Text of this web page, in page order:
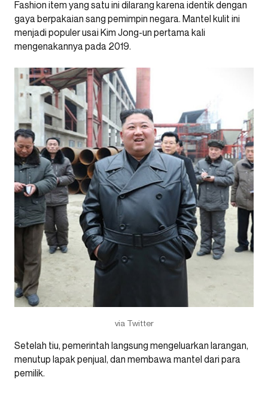
Fashion item yang satu ini dilarang karena identik dengan
gaya berpakaian sang pemimpin negara. Mantel kulit ini
menjadi populer usai Kim Jong-un pertama kali
mengenakannya pada 2019.
via Twitter
Setelah tiu, pemerintah langsung mengeluarkan larangan,
menutup lapak penjual, dan membawa mantel dari para
pemilik.